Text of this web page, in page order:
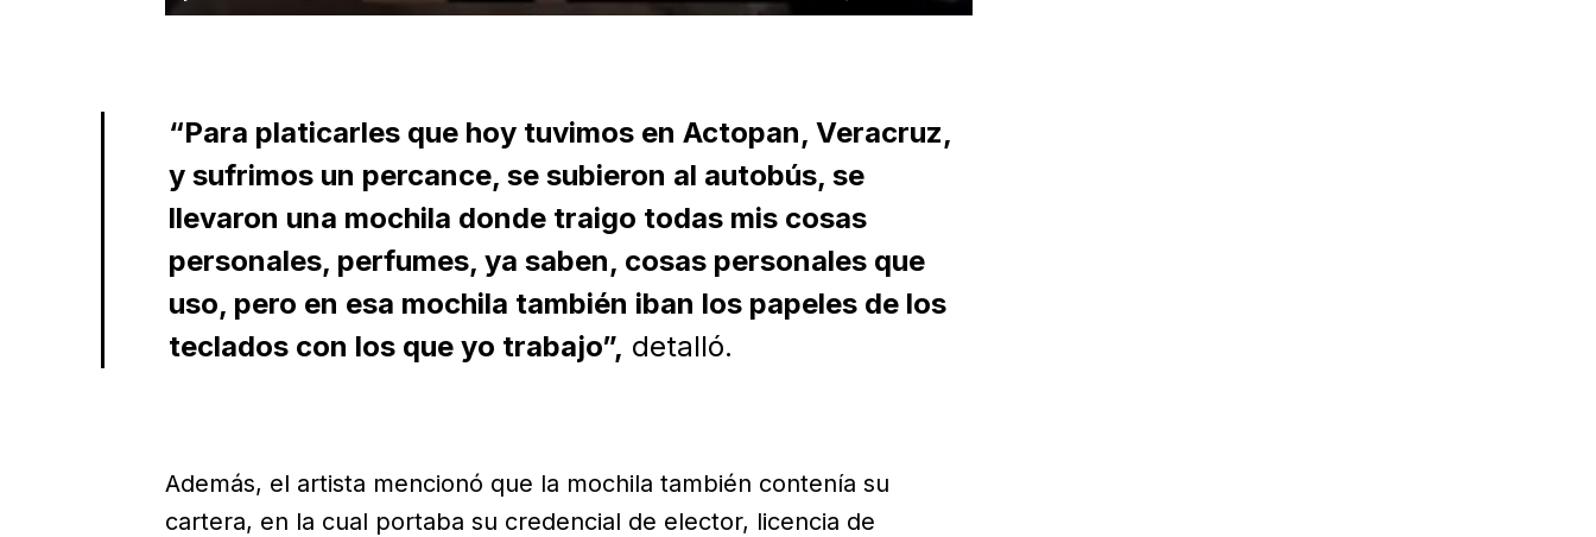
“Para platicarles que hoy tuvimos en Actopan, Veracruz,
y sufrimos un percance, se subieron al autobús, se
llevaron una mochila donde traigo todas mis cosas
personales, perfumes, ya saben, cosas personales que
uso, pero en esa mochila también iban los papeles de los
teclados con los que yo trabajo”, detalló.
Además, el artista mencionó que la mochila también contenía su
cartera, en la cual portaba su credencial de elector, licencia de